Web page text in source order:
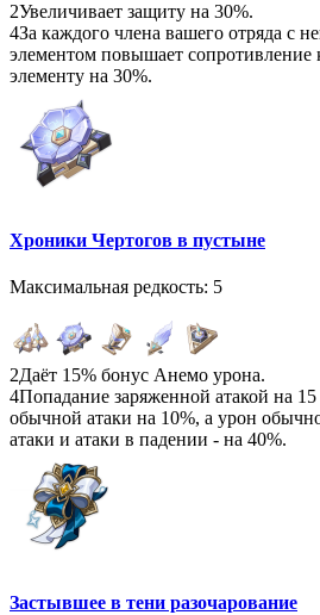
2Увеличивает защиту на 30%.
4За каждого члена вашего отряда с
элементом повышает сопротивление
элементу на 30%.
Хроники Чертогов в пустыне
Максимальная редкость: 5
2Даёт 15% бонус Анемо урона.
4Попадание заряженной атакой на
обычной атаки на 10%, а урон
атаки и атаки в падении - на 40%.
Застывшее в тени разочарование